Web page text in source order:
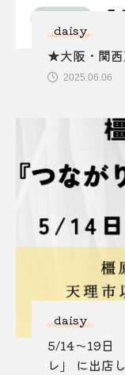
daisy
★大阪・関
2025.06.06
daisy
5/14～19日
レ」 に出店